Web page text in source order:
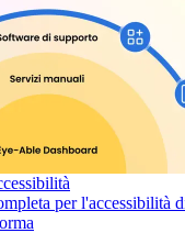
per l'accessibilità